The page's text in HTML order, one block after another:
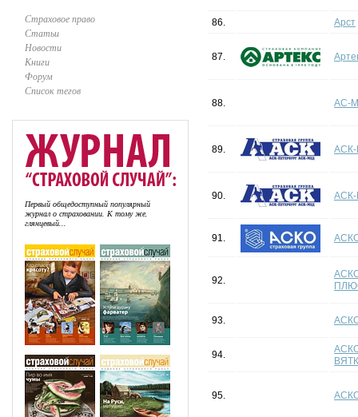
Страховое право
Статьи
Новости
Книги
Форум
Список тегов
Первый общедоступный популярный
журнал о страховании. К тому же,
глянцевый...
86. Арст
87.
88. АС-
89.
90. АСК-
91.
92.
93.
94.
95.